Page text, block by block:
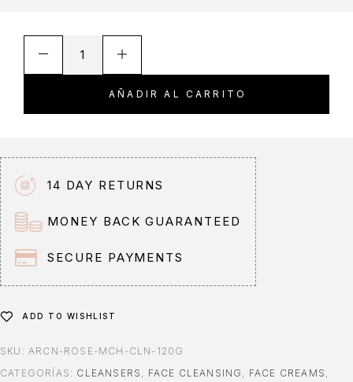
AÑADIR AL CARRITO
a
t
i
v
e
:
14 DAY RETURNS
MONEY BACK GUARANTEED
SECURE PAYMENTS
ADD TO WISHLIST
SKU: ARCN-ROSE-MCH-CLN-120G
CATEGORÍAS: CLEANSERS , FACE CLEANSING , FACE CREAMS ,